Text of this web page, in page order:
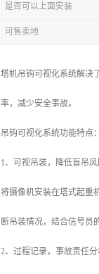
是否可以上面安装
可售卖地
塔机吊钩可视化系统解决
率，减少安全事故。
吊钩可视化系统功能特点：
1、可视吊装，降低盲吊风
将摄像机安装在塔式起重
断吊装情况，结合信号员
2、过程记录，事故责任分